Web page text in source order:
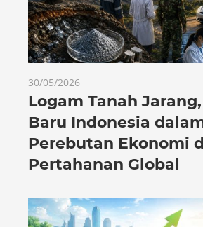
30/05/2026
Logam Tanah
Baru Indonesia
Perebutan Ekonomi
Pertahanan Global